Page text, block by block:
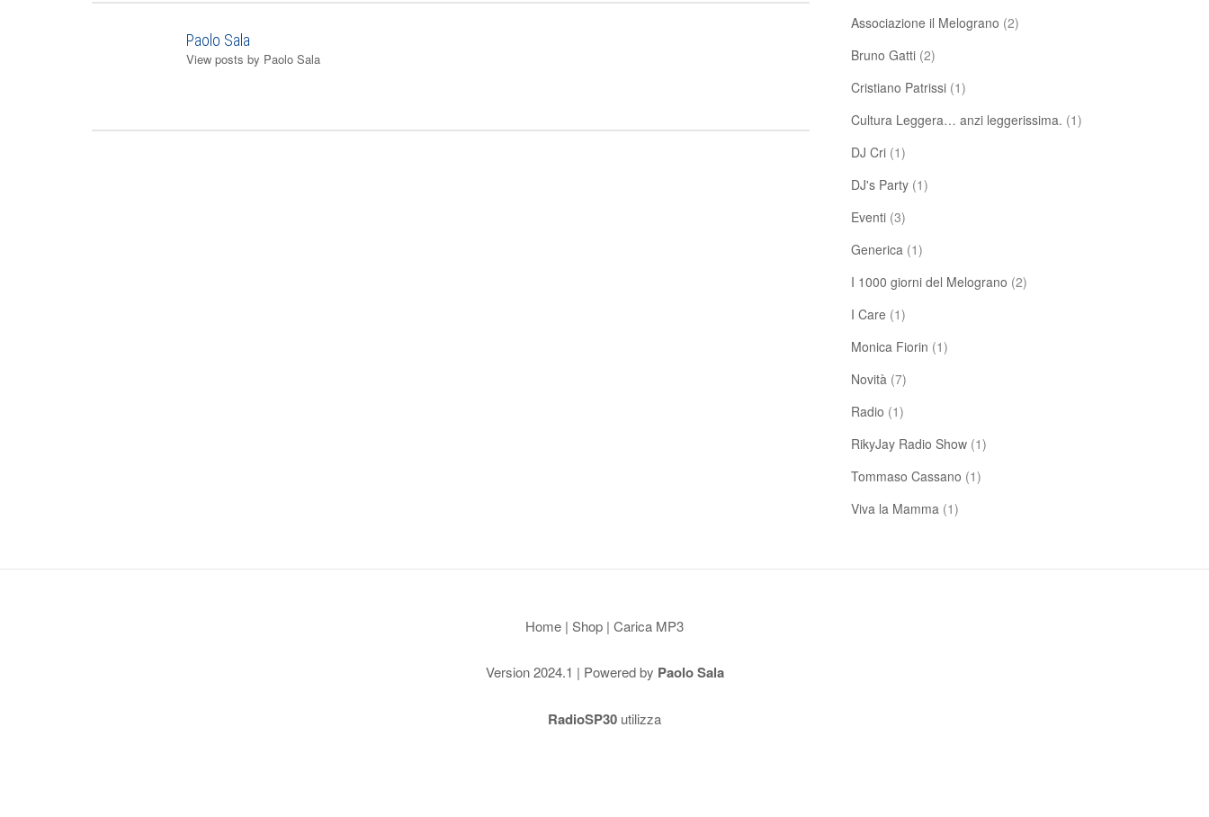
Paolo Sala
View posts by Paolo Sala
Associazione il Melograno (2)
Bruno Gatti(2)
Cristiano Patrissi(1)
Cultura Leggera… anzi leggerissima. (1)
DJ Cri(1)
DJ's Party(1)
Eventi(3)
Generica(1)
I 1000 giorni del Melograno (2)
I Care (1)
Monica Fiorin (1)
Novità(7)
Radio (1)
RikyJay Radio Show(1)
Tommaso Cassano (1)
Viva la Mamma(1)
Home | Shop | Carica MP3
Version 2024.1 | Powered by Paolo Sala
RadioSP30 utilizza